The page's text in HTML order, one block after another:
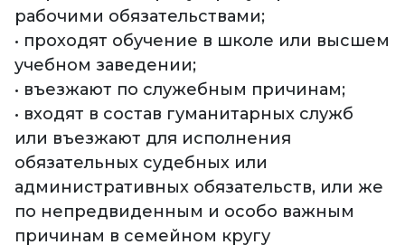
рабочими обязательствами;
• проходят обучение в школе или высшем
учебном заведении;
• въезжают по служебным причинам;
• входят в состав гуманитарных служб
или въезжают для исполнения
обязательных судебных или
административных обязательств, или же
по непредвиденным и особо важным
причинам в семейном кругу